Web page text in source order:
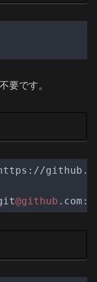
要です。
@github